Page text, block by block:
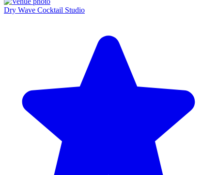
Dry Wave Cocktail Studio